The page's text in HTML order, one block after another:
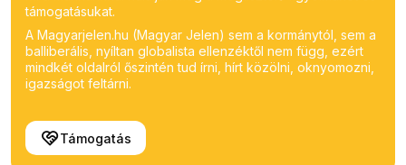
támogatásukat.
A Magyarjelen.hu (Magyar Jelen) sem a kormánytól, sem a
balliberális, nyíltan globalista ellenzéktől nem függ, ezért
mindkét oldalról őszintén tud írni, hírt közölni, oknyomozni,
igazságot feltárni.
Támogatás